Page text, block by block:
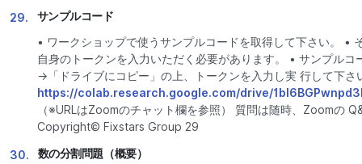
29.
サンプルコード
• ワークショップで使うサンプルコードを取得して下さい。 •
自身のトークンを入力いただく必要があります。 • サンプルコ
→「ドライブにコピー」の上、トークンを入力し実 行して下さ
https://colab.research.google.com/drive/
（※URLはZoomのチャット欄を参照） 質問は随時、Zoomの
Copyright© Fixstars Group 29
30.
数の分割問題（概要）